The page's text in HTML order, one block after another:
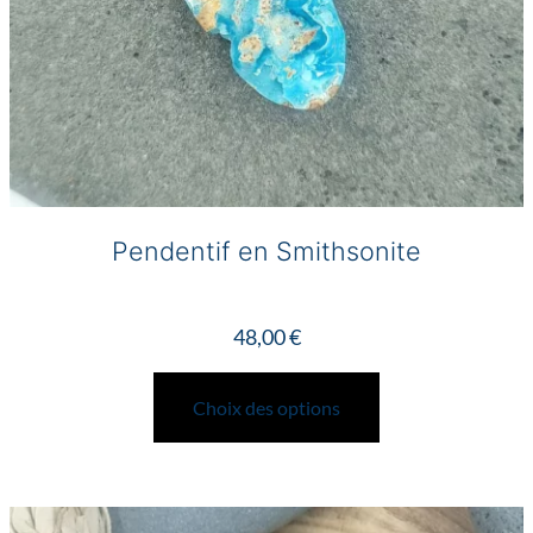
produit
Pendentif en Smithsonite
48,00€
Choix des options
Ce
variations.